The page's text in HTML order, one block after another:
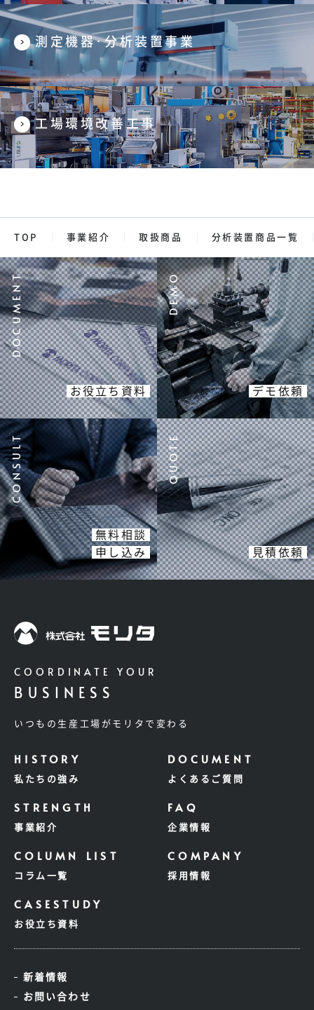
測定機器･分析装置事業
工場環境改善工事
TOP 事業紹介 取扱商品 分析装置商品一覧
お役立ち資料 デモ依頼
無料相談
申し込み
見積依頼
COORDINATE YOUR
BUSINESS
いつもの生産工場がモリタで変わる
私たちの強み
事業紹介
コラム一覧
お役立ち資料
よくあるご質問
企業情報
採用情報
新着情報
お問い合わせ